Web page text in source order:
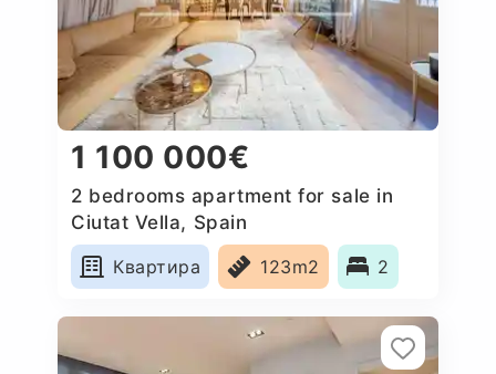
1 100 000€
2 bedrooms apartment for sale in
Ciutat Vella, Spain
Квартира
123m2 2